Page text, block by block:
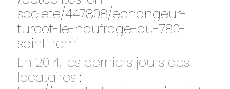
societe/447808/echangeur-
turcot-le-naufrage-du-780-
saint-remi
En 2014, les derniers jours des
locataires :